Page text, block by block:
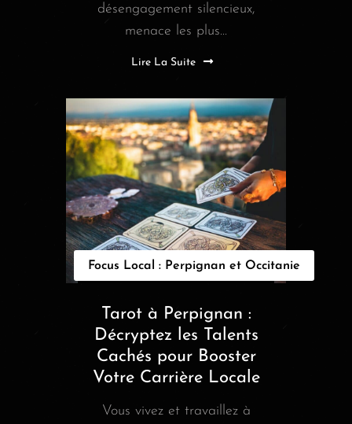
désengagement silencieux,
menace les plus...
Lire La Suite
Focus Local : Perpignan et Occitanie
Tarot à Perpignan :
Décryptez les Talents
Cachés pour Booster
Votre Carrière Locale
Vous vivez et travaillez à